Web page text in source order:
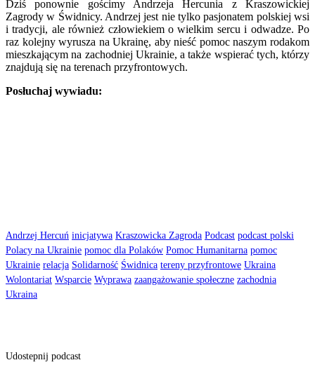
Dziś ponownie gościmy Andrzeja Hercunia z Kraszowickiej
Zagrody w Świdnicy. Andrzej jest nie tylko pasjonatem polskiej wsi
i tradycji, ale również człowiekiem o wielkim sercu i odwadze. Po
raz kolejny wyrusza na Ukrainę, aby nieść pomoc naszym rodakom
mieszkającym na zachodniej Ukrainie, a także wspierać tych, którzy
znajdują się na terenach przyfrontowych.
Posłuchaj wywiadu:
Andrzej Hercuń inicjatywa Kraszowicka Zagroda Podcast podcast polski
Polacy na Ukrainie pomoc dla Polaków Pomoc Humanitarna pomoc
Ukrainie relacja Solidarność Świdnica tereny przyfrontowe Ukraina
Wolontariat Wsparcie Wyprawa zaangażowanie społeczne zachodnia
Ukraina
Udostepnij podcast